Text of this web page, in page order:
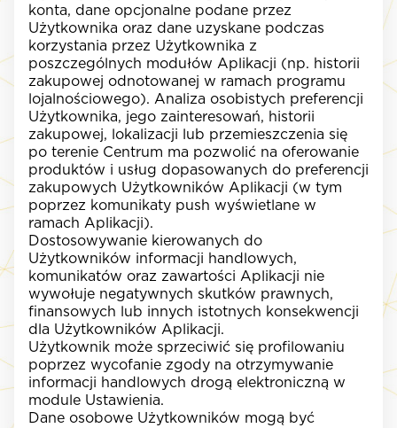
konta, dane opcjonalne podane przez
Użytkownika oraz dane uzyskane podczas
korzystania przez Użytkownika z
poszczególnych modułów Aplikacji (np. historii
zakupowej odnotowanej w ramach programu
lojalnościowego). Analiza osobistych preferencji
Użytkownika, jego zainteresowań, historii
zakupowej, lokalizacji lub przemieszczenia się
po terenie Centrum ma pozwolić na oferowanie
produktów i usług dopasowanych do preferencji
zakupowych Użytkowników Aplikacji (w tym
poprzez komunikaty push wyświetlane w
ramach Aplikacji).
Dostosowywanie kierowanych do
Użytkowników informacji handlowych,
komunikatów oraz zawartości Aplikacji nie
wywołuje negatywnych skutków prawnych,
finansowych lub innych istotnych konsekwencji
dla Użytkowników Aplikacji.
Użytkownik może sprzeciwić się profilowaniu
poprzez wycofanie zgody na otrzymywanie
informacji handlowych drogą elektroniczną w
module Ustawienia.
Dane osobowe Użytkowników mogą być